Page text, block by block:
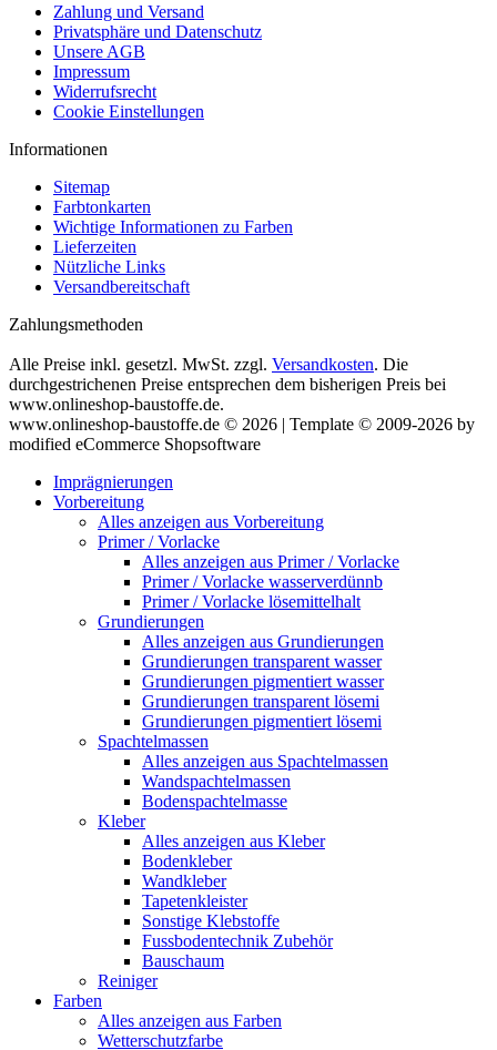
Zahlung und Versand
Privatsphäre und Datenschutz
Unsere AGB
Impressum
Widerrufsrecht
Cookie Einstellungen
Informationen
Sitemap
Farbtonkarten
Wichtige Informationen zu Farben
Lieferzeiten
Nützliche Links
Versandbereitschaft
Zahlungsmethoden
Alle Preise inkl. gesetzl. MwSt. zzgl. Versandkosten. Die
durchgestrichenen Preise entsprechen dem bisherigen Preis bei
www.onlineshop-baustoffe.de.
www.onlineshop-baustoffe.de © 2026 | Template © 2009-2026 by
modified eCommerce Shopsoftware
Imprägnierungen
Vorbereitung
Alles anzeigen aus Vorbereitung
Primer / Vorlacke
Alles anzeigen aus Primer / Vorlacke
Primer / Vorlacke wasserverdünnb
Primer / Vorlacke lösemittelhalt
Grundierungen
Alles anzeigen aus Grundierungen
Grundierungen transparent wasser
Grundierungen pigmentiert wasser
Grundierungen transparent lösemi
Grundierungen pigmentiert lösemi
Spachtelmassen
Alles anzeigen aus Spachtelmassen
Wandspachtelmassen
Bodenspachtelmasse
Kleber
Alles anzeigen aus Kleber
Bodenkleber
Wandkleber
Tapetenkleister
Sonstige Klebstoffe
Fussbodentechnik Zubehör
Bauschaum
Reiniger
Farben
Alles anzeigen aus Farben
Wetterschutzfarbe